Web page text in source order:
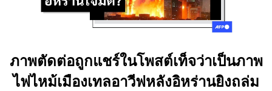
ภาพตัดต่อถูกแชร์ในโพสต์เท็จว่าเป็นภาพ
ไฟไหม้เมืองเทลอาวีฟหลังอิหร่านยิงถล่ม